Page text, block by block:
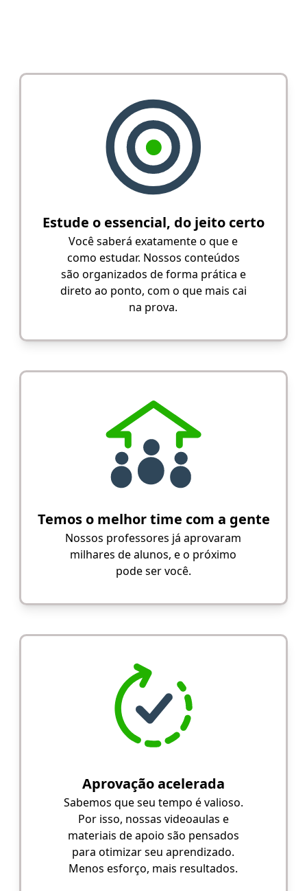
Estude o essencial, do jeito certo
Você saberá exatamente o que e
como estudar. Nossos conteúdos
são organizados de forma prática e
direto ao ponto, com o que mais cai
na prova.
Temos o melhor time com a gente
Nossos professores já aprovaram
milhares de alunos, e o próximo
pode ser você.
Aprovação acelerada
Sabemos que seu tempo é valioso.
Por isso, nossas videoaulas e
materiais de apoio são pensados
para otimizar seu aprendizado.
Menos esforço, mais resultados.